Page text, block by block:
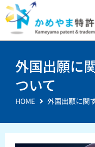
内
容
外国出願に
ついて
HOME 外国出願に関